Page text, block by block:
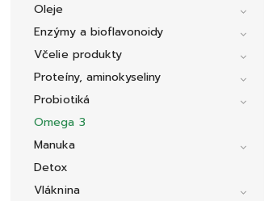
Oleje
Enzýmy a bioflavonoidy
Včelie produkty
Proteíny, aminokyseliny
Probiotiká
Omega 3
Manuka
Detox
Vláknina